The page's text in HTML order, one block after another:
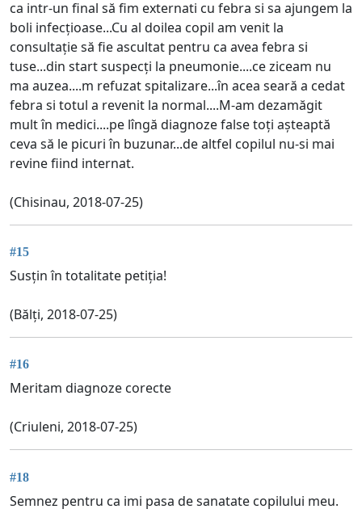
ca intr-un final să fim externati cu febra si sa ajungem la
boli infecțioase...Cu al doilea copil am venit la
consultație să fie ascultat pentru ca avea febra si
tuse...din start suspecți la pneumonie....ce ziceam nu
ma auzea....m refuzat spitalizare...în acea seară a cedat
febra si totul a revenit la normal....M-am dezamăgit
mult în medici....pe lîngă diagnoze false toți așteaptă
ceva să le picuri în buzunar...de altfel copilul nu-si mai
revine fiind internat.
(Chisinau, 2018-07-25)
#15
Susțin în totalitate petiția!
(Bălți, 2018-07-25)
#16
Meritam diagnoze corecte
(Criuleni, 2018-07-25)
#18
Semnez pentru ca imi pasa de sanatate copilului meu.